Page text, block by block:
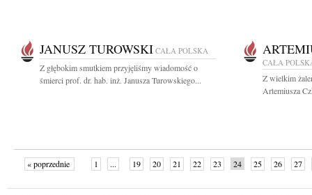
JANUSZ TUROWSKI CAŁA POLSKA
Z głębokim smutkiem przyjęliśmy wiadomość o
śmierci prof. dr. hab. inż. Janusza Turowskiego...
CAŁA
Z wielkim
Artemiusza
« poprzednie 1 ... 19 20 21 22 23 24 25 26
27